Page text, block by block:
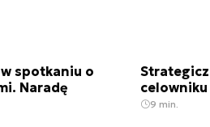
w spotkaniu o
Naradę
9 min.